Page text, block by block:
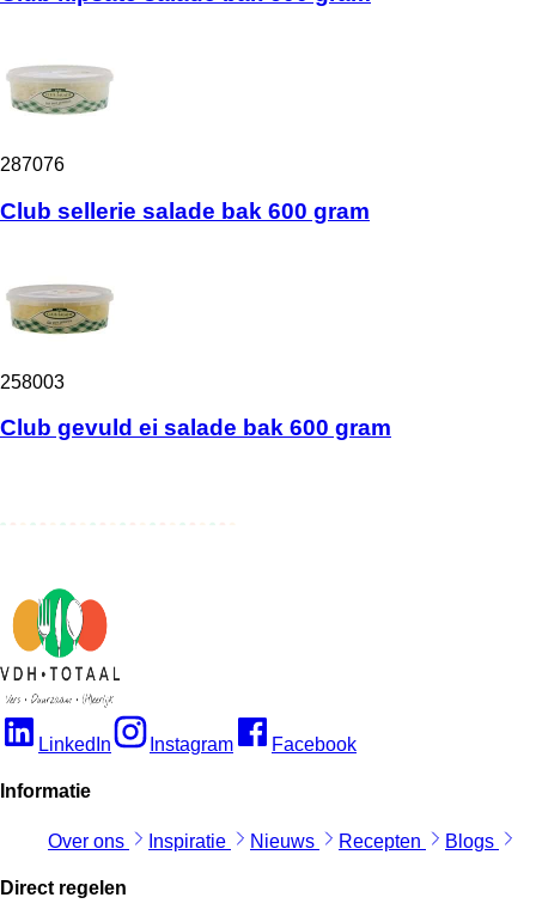
287076
Club sellerie salade bak 600 gram
258003
Club gevuld ei salade bak 600 gram
LinkedIn Instagram Facebook
Informatie
Over ons Inspiratie Nieuws Recepten Blogs
Direct regelen